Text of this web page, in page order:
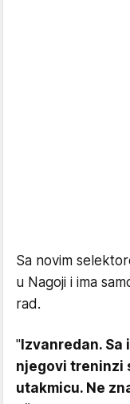
Sa novim
u Nagoji i ima
rad.
" Izvanredan.
njegovi treninzi
utakmicu. Ne